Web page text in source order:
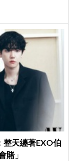
整天纏著EXO伯
賭」